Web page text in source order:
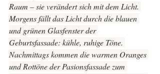
Raum – sie verändert sich mit dem Licht.
Morgens fällt das Licht durch die blauen
und grünen Glasfenster der
Geburtsfassade: kühle, ruhige Töne.
Nachmittags kommen die warmen Oranges
und Rottöne der Pasionsfassade zum